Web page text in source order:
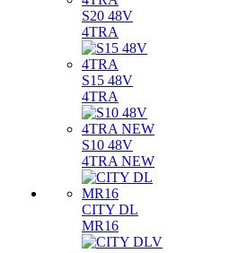
S20 48V
4TRA
S15 48V
4TRA
S10 48V
4TRA NEW
CITY DL
MR16